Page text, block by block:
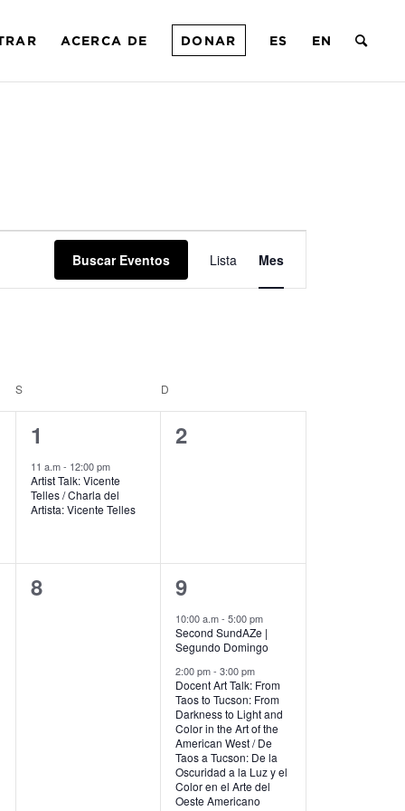
ACERCA DE DONAR ES EN
Buscar Eventos
de
Lista Mes
S D
1
evento,
1
11 a.m- 12:00 pm
Artist Talk: Vicente
Telles / Charla del
Artista: Vicente Telles
0
2
0
8
2
eventos,
9
10:00 a.m-5:00 pm
Second SundAZe |
Segundo Domingo
2:00 pm-3:00 pm
Docent Art Talk: From
Taos to Tucson: From
Darkness to Light and
Color in the Art of the
American West / De
Taos a Tucson: De la
Oscuridad a la Luz y el
Color en el Arte del
Oeste Americano